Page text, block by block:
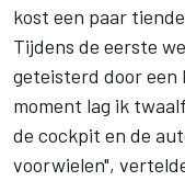
kost een paar
Tijdens de eerste
geteisterd door een
moment lag ik
de cockpit en de
voorwielen",